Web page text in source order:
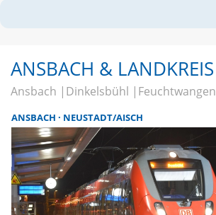
ANSBACH & LANDKREIS
Ansbach Dinkelsbühl Feuchtwangen
ANSBACH NEUSTADT/AISCH